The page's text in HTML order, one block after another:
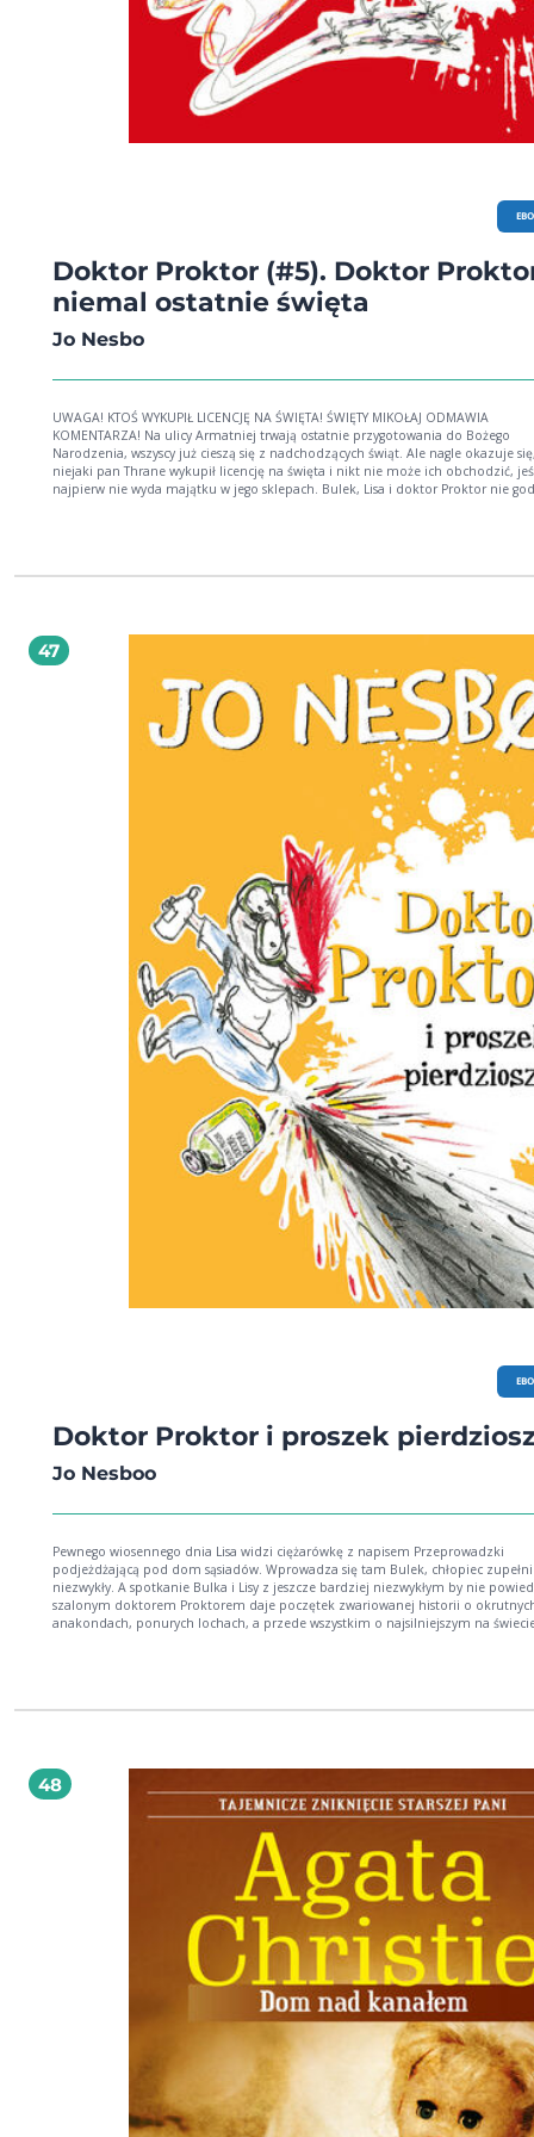
Doktor Proktor (#5). Doktor
niemal ostatnie święta
Jo Nesbo
UWAGA! KTOŚ WYKUPIŁ LICENCJĘ NA ŚWIĘTA! ŚWIĘTY MIKOŁAJ ODMAWIA
KOMENTARZA! Na ulicy Armatniej trwają ostatnie przygotowania do Bożego
Narodzenia, wszyscy już cieszą się z nadchodzących świąt. Ale nagle okazuje
niejaki pan Thrane wykupił licencję na święta i nikt nie może ich obchodzić,
najpierw nie wyda majątku w jego sklepach. Bulek, Lisa i doktor Proktor nie
cicho pada śnieg. Święta jeszcze nigdy nie wisiały na cieńszym włosku.
47
Doktor Proktor i proszek
Jo Nesboo
Pewnego wiosennego dnia Lisa widzi ciężarówkę z napisem Przeprowadzki
podjeżdżającą pod dom sąsiadów. Wprowadza się tam Bulek, chłopiec zupełnie
niezwykły. A spotkanie Bulka i Lisy z jeszcze bardziej niezwykłym by nie powiedzieć
szalonym doktorem Proktorem daje poczętek zwariowanej historii o okrutnych
anakondach, ponurych lochach, a przede wszystkim o najsilniejszym na świecie
48